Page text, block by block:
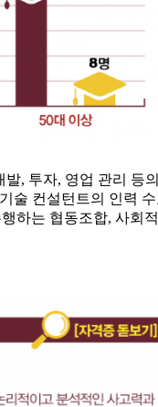
, 투자, 영업 관리 등
술 컨설턴트의 인력
하는 협동조합, 사회